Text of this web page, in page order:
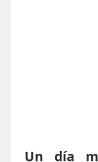
Un día